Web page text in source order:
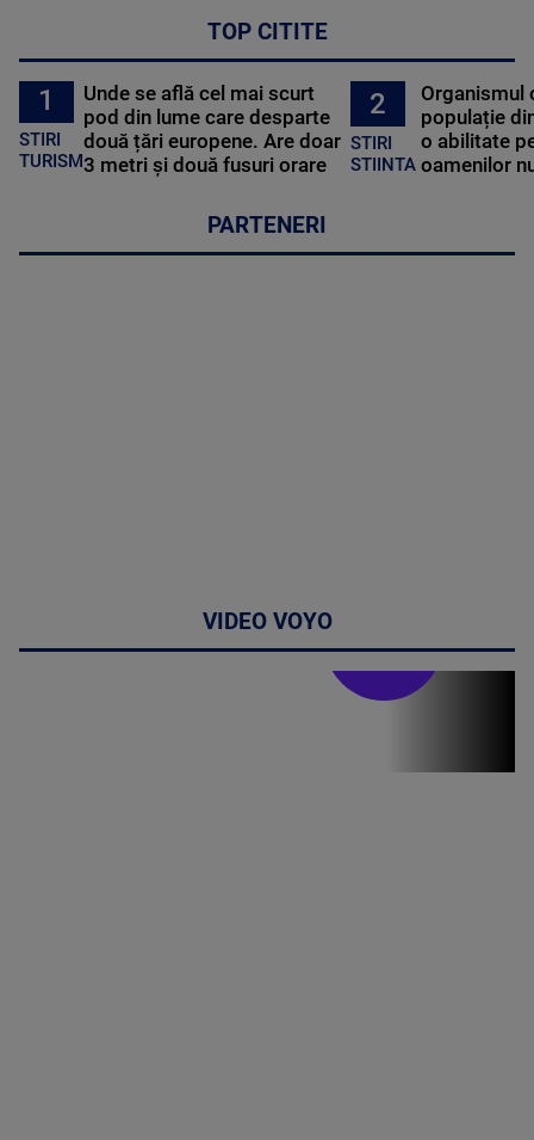
TOP CITITE
1
STIRI
TURISM
Unde se află cel mai scurt
pod din lume care desparte
două țări europene. Are doar
3 metri și două fusuri orare
2
STIRI
STIINTA
Organismul
populație
o abilitate
oamenilor
PARTENERI
VIDEO VOYO